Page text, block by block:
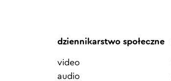
dziennikarstwo społeczne
video
audio